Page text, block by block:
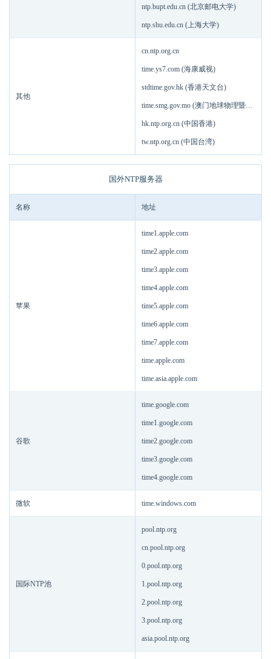
ntp.bupt.edu.cn (北京邮电大学)
ntp.shu.edu.cn (上海大学)
其他
cn.ntp.org.cn
time.ys7.com (海康威视)
stdtime.gov.hk (香港天文台)
time.smg.gov.mo (澳门地球物理暨气象局)
hk.ntp.org.cn (中国香港)
tw.ntp.org.cn (中国台湾)
国外NTP服务器
名称 地址
苹果
time1.apple.com
time2.apple.com
time3.apple.com
time4.apple.com
time5.apple.com
time6.apple.com
time7.apple.com
time.apple.com
time.asia.apple.com
谷歌
time.google.com
time1.google.com
time2.google.com
time3.google.com
time4.google.com
微软 time.windows.com
国际NTP池
pool.ntp.org
cn.pool.ntp.org
0.pool.ntp.org
1.pool.ntp.org
2.pool.ntp.org
3.pool.ntp.org
asia.pool.ntp.org